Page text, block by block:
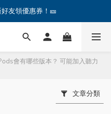
銷中🔥點我購買 — !
友領優惠券！🎫
銷中🔥點我購買 — !
會有哪些版本？ 可能加入聽力
文章分類